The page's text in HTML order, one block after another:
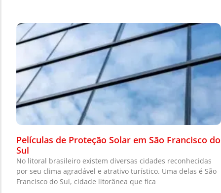
Películas de Proteção Solar em São Francisco do
Sul
No litoral brasileiro existem diversas cidades reconhecidas
por seu clima agradável e atrativo turístico. Uma delas é São
Francisco do Sul, cidade litorânea que fica